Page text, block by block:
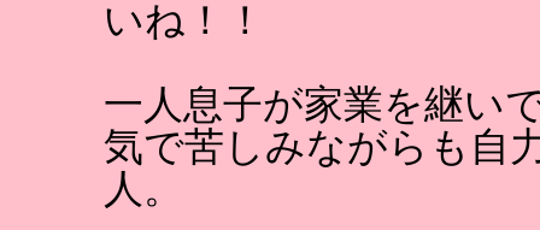
いね！！
一人息子が家業を継い
気で苦しみながらも自
人。